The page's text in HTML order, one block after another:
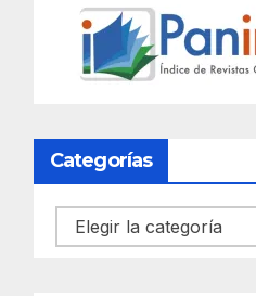
Categorías
Categorías